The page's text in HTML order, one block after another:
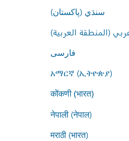
سنڌي (پاکستان)
(المنطقة العربية)
فارسى
አማርኛ (ኢትዮጵያ)
कोंकणी (भारत)
नेपाली (नेपाल)
मराठी (भारत)